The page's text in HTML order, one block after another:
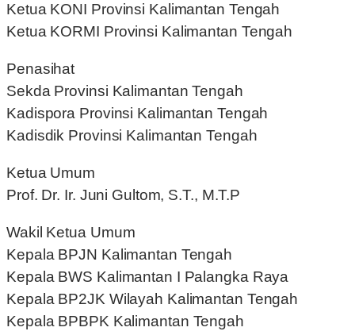
Ketua KONI Provinsi Kalimantan Tengah
Ketua KORMI Provinsi Kalimantan Tengah
Penasihat
Sekda Provinsi Kalimantan Tengah
Kadispora Provinsi Kalimantan Tengah
Kadisdik Provinsi Kalimantan Tengah
Ketua Umum
Prof. Dr. Ir. Juni Gultom, S.T., M.T.P
Wakil Ketua Umum
Kepala BPJN Kalimantan Tengah
Kepala BWS Kalimantan I Palangka Raya
Kepala BP2JK Wilayah Kalimantan Tengah
Kepala BPBPK Kalimantan Tengah